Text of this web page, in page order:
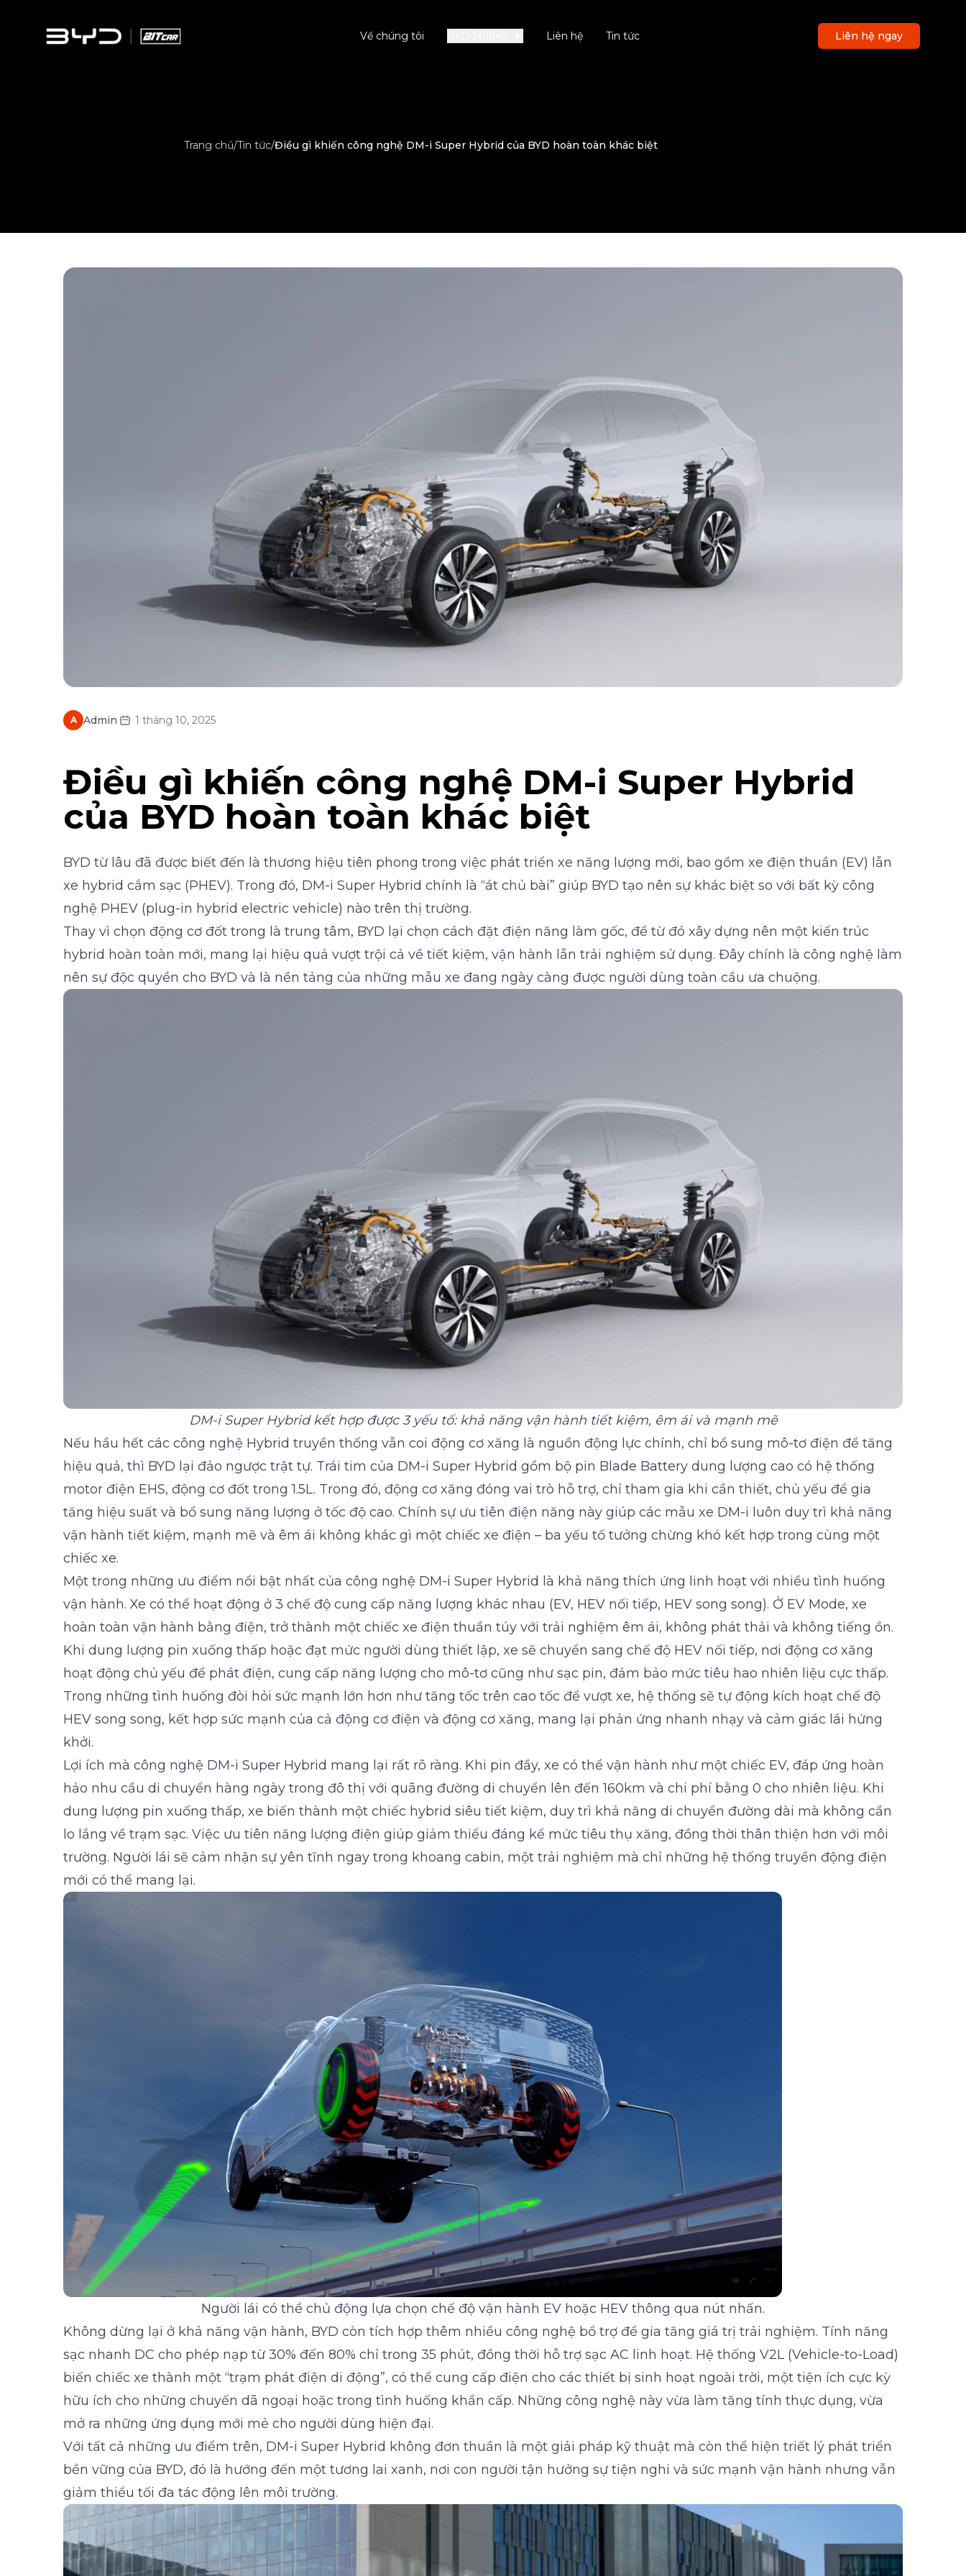
Về chúng tôi Liên hệ Tin tức Liên hệ ngay
Trang chủ/Tin tức/Điều gì khiến công nghệ DM-i Super Hybrid của BYD hoàn toàn khác biệt
A Admin· 1 tháng 10, 2025
Điều gì khiến công nghệ DM-i Super Hybrid
của BYD hoàn toàn khác biệt
BYD từ lâu đã được biết đến là thương hiệu tiên phong trong việc phát triển xe năng lượng mới, bao gồm xe điện thuần (EV) lẫn
xe hybrid cắm sạc (PHEV). Trong đó, DM-i Super Hybrid chính là “át chủ bài” giúp BYD tạo nên sự khác biệt so với bất kỳ công
nghệ PHEV (plug-in hybrid electric vehicle) nào trên thị trường.
Thay vì chọn động cơ đốt trong là trung tâm, BYD lại chọn cách đặt điện năng làm gốc, để từ đó xây dựng nên một kiến trúc
hybrid hoàn toàn mới, mang lại hiệu quả vượt trội cả về tiết kiệm, vận hành lẫn trải nghiệm sử dụng. Đây chính là công nghệ làm
nên sự độc quyền cho BYD và là nền tảng của những mẫu xe đang ngày càng được người dùng toàn cầu ưa chuộng.
DM-i Super Hybrid kết hợp được 3 yếu tố: khả năng vận hành tiết kiệm, êm ái và mạnh mẽ
Nếu hầu hết các công nghệ Hybrid truyền thống vẫn coi động cơ xăng là nguồn động lực chính, chỉ bổ sung mô-tơ điện để tăng
hiệu quả, thì BYD lại đảo ngược trật tự. Trái tim của DM-i Super Hybrid gồm bộ pin Blade Battery dung lượng cao có hệ thống
motor điện EHS, động cơ đốt trong 1.5L. Trong đó, động cơ xăng đóng vai trò hỗ trợ, chỉ tham gia khi cần thiết, chủ yếu để gia
tăng hiệu suất và bổ sung năng lượng ở tốc độ cao. Chính sự ưu tiên điện năng này giúp các mẫu xe DM-i luôn duy trì khả năng
vận hành tiết kiệm, mạnh mẽ và êm ái không khác gì một chiếc xe điện – ba yếu tố tưởng chừng khó kết hợp trong cùng một
chiếc xe.
Một trong những ưu điểm nổi bật nhất của công nghệ DM-i Super Hybrid là khả năng thích ứng linh hoạt với nhiều tình huống
vận hành. Xe có thể hoạt động ở 3 chế độ cung cấp năng lượng khác nhau (EV, HEV nối tiếp, HEV song song). Ở EV Mode, xe
hoàn toàn vận hành bằng điện, trở thành một chiếc xe điện thuần túy với trải nghiệm êm ái, không phát thải và không tiếng ồn.
Khi dung lượng pin xuống thấp hoặc đạt mức người dùng thiết lập, xe sẽ chuyển sang chế độ HEV nối tiếp, nơi động cơ xăng
hoạt động chủ yếu để phát điện, cung cấp năng lượng cho mô-tơ cũng như sạc pin, đảm bảo mức tiêu hao nhiên liệu cực thấp.
Trong những tình huống đòi hỏi sức mạnh lớn hơn như tăng tốc trên cao tốc để vượt xe, hệ thống sẽ tự động kích hoạt chế độ
HEV song song, kết hợp sức mạnh của cả động cơ điện và động cơ xăng, mang lại phản ứng nhanh nhạy và cảm giác lái hứng
khởi.
Lợi ích mà công nghệ DM-i Super Hybrid mang lại rất rõ ràng. Khi pin đầy, xe có thể vận hành như một chiếc EV, đáp ứng hoàn
hảo nhu cầu di chuyển hàng ngày trong đô thị với quãng đường di chuyển lên đến 160km và chi phí bằng 0 cho nhiên liệu. Khi
dung lượng pin xuống thấp, xe biến thành một chiếc hybrid siêu tiết kiệm, duy trì khả năng di chuyển đường dài mà không cần
lo lắng về trạm sạc. Việc ưu tiên năng lượng điện giúp giảm thiểu đáng kể mức tiêu thụ xăng, đồng thời thân thiện hơn với môi
trường. Người lái sẽ cảm nhận sự yên tĩnh ngay trong khoang cabin, một trải nghiệm mà chỉ những hệ thống truyền động điện
mới có thể mang lại.
Người lái có thể chủ động lựa chọn chế độ vận hành EV hoặc HEV thông qua nút nhấn.
Không dừng lại ở khả năng vận hành, BYD còn tích hợp thêm nhiều công nghệ bổ trợ để gia tăng giá trị trải nghiệm. Tính năng
sạc nhanh DC cho phép nạp từ 30% đến 80% chỉ trong 35 phút, đồng thời hỗ trợ sạc AC linh hoạt. Hệ thống V2L (Vehicle-to-Load)
biến chiếc xe thành một “trạm phát điện di động”, có thể cung cấp điện cho các thiết bị sinh hoạt ngoài trời, một tiện ích cực kỳ
hữu ích cho những chuyến dã ngoại hoặc trong tình huống khẩn cấp. Những công nghệ này vừa làm tăng tính thực dụng, vừa
mở ra những ứng dụng mới mẻ cho người dùng hiện đại.
Với tất cả những ưu điểm trên, DM-i Super Hybrid không đơn thuần là một giải pháp kỹ thuật mà còn thể hiện triết lý phát triển
bền vững của BYD, đó là hướng đến một tương lai xanh, nơi con người tận hưởng sự tiện nghi và sức mạnh vận hành nhưng vẫn
giảm thiểu tối đa tác động lên môi trường.